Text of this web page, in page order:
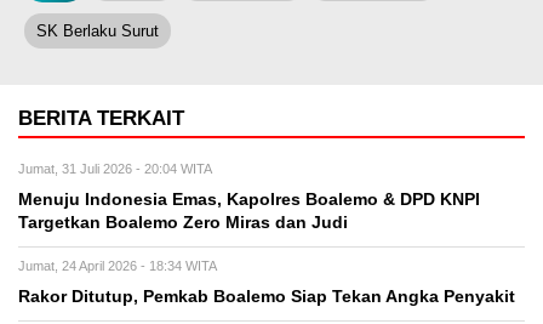
SK Berlaku Surut
BERITA TERKAIT
Jumat, 31 Juli 2026 - 20:04 WITA
Menuju Indonesia Emas, Kapolres Boalemo & DPD KNPI
Targetkan Boalemo Zero Miras dan Judi
Jumat, 24 April 2026 - 18:34 WITA
Rakor Ditutup, Pemkab Boalemo Siap Tekan Angka Penyakit